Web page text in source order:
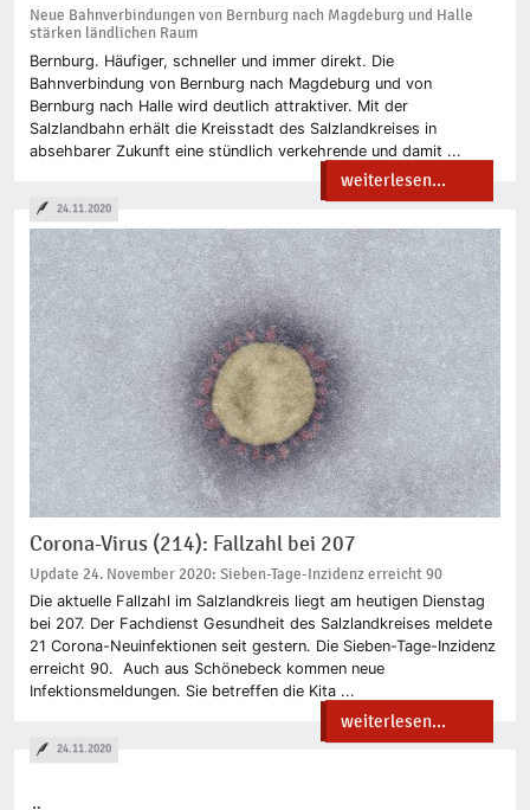
Neue Bahnverbindungen von Bernburg nach Magdeburg und Halle
stärken ländlichen Raum
Bernburg. Häufiger, schneller und immer direkt. Die
Bahnverbindung von Bernburg nach Magdeburg und von
Bernburg nach Halle wird deutlich attraktiver. Mit der
Salzlandbahn erhält die Kreisstadt des Salzlandkreises in
absehbarer Zukunft eine stündlich verkehrende und damit ...
weiterlesen...
Corona-Virus (214): Fallzahl bei 207
Update 24. November 2020: Sieben-Tage-Inzidenz erreicht 90
Die aktuelle Fallzahl im Salzlandkreis liegt am heutigen Dienstag
bei 207. Der Fachdienst Gesundheit des Salzlandkreises meldete
21 Corona-Neuinfektionen seit gestern. Die Sieben-Tage-Inzidenz
erreicht 90. Auch aus Schönebeck kommen neue
Infektionsmeldungen. Sie betreffen die Kita ...
weiterlesen...
24.11.2020
24.11.2020